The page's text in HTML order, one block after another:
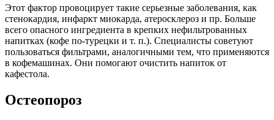
Этот фактор провоцирует такие серьезные заболевания, как
стенокардия, инфаркт миокарда, атеросклероз и пр. Больше
всего опасного ингредиента в крепких нефильтрованных
напитках (кофе по-турецки и т. п.). Специалисты советуют
пользоваться фильтрами, аналогичными тем, что применяются
в кофемашинах. Они помогают очистить напиток от
кафестола.
Остеопороз